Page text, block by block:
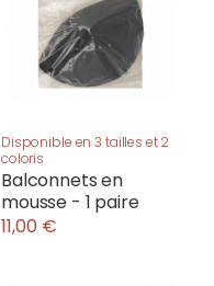
Disponible en 3 tailles et 2
coloris
Balconnets en
mousse - 1 paire
11,00 €